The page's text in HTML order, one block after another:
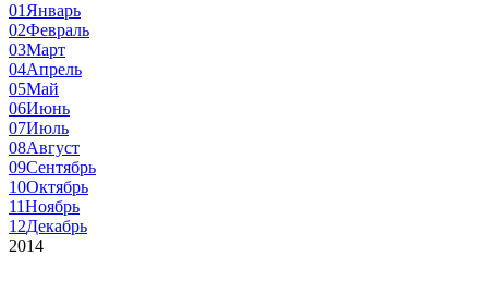
01 Январь
02Февраль
03Март
04Апрель
05Май
06Июнь
07Июль
08Август
09Сентябрь
10Октябрь
11Ноябрь
12Декабрь
2014